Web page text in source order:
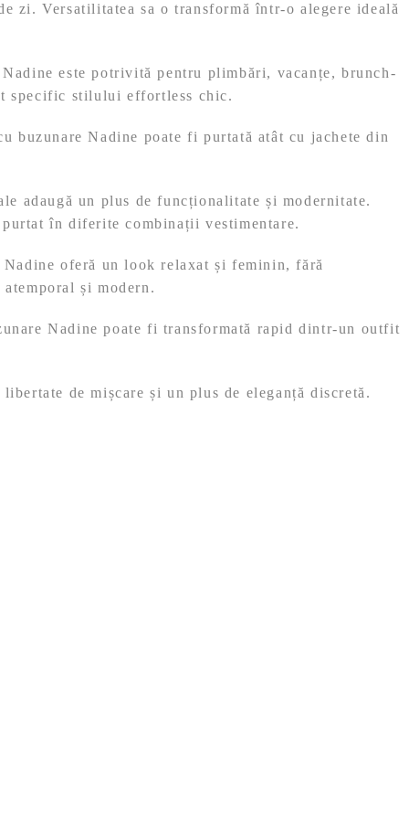
zi. Versatilitatea sa o transformă într-o alegere ideală
este potrivită pentru plimbări, vacanțe, brunch-
specific stilului effortless chic.
buzunare Nadine poate fi purtată atât cu jachete din
adaugă un plus de funcționalitate și modernitate.
în diferite combinații vestimentare.
oferă un look relaxat și feminin, fără
și modern.
Nadine poate fi transformată rapid dintr-un outfit
de mișcare și un plus de eleganță discretă.